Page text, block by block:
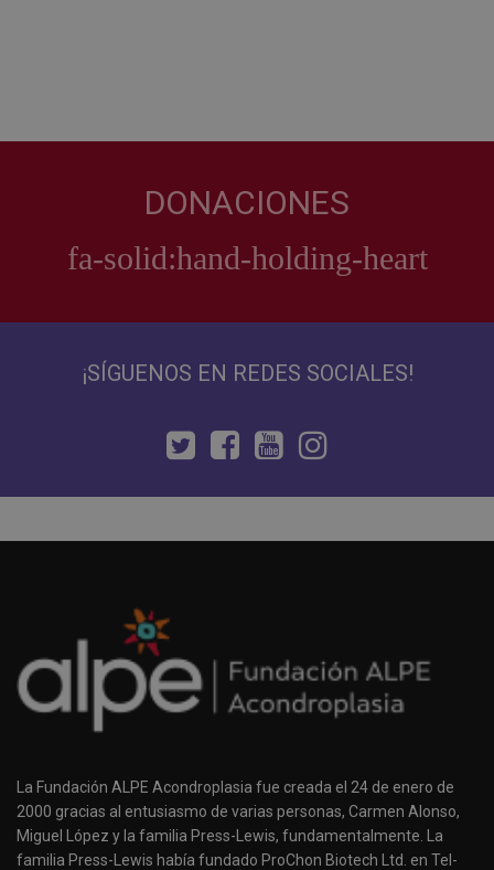
DONACIONES
¡SÍGUENOS EN REDES SOCIALES!
La Fundación ALPE Acondroplasia fue creada el 24 de enero de
2000 gracias al entusiasmo de varias personas, Carmen Alonso,
Miguel López y la familia Press-Lewis, fundamentalmente. La
familia Press-Lewis había fundado ProChon Biotech Ltd. en Tel-